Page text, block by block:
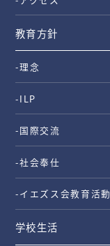
教育方針
-理念
-ILP
-国際交流
-社会奉仕
-イエズス会教育活動
学校生活